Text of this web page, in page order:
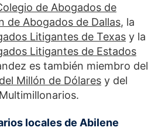
de Abogados de
de Abogados de Dallas, la
Litigantes de Texas y la
Litigantes de Estados
es también miembro del
Millón de Dólares y del
locales de Abilene